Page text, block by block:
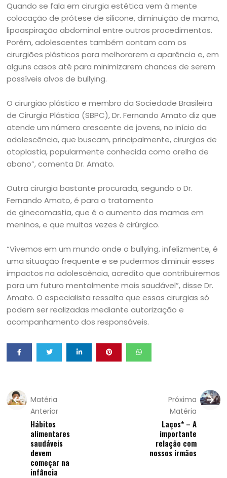
Quando se fala em cirurgia estética vem à mente
colocação de prótese de silicone, diminuição de mama,
lipoaspiração abdominal entre outros procedimentos.
Porém, adolescentes também contam com os
cirurgiões plásticos para melhorarem a aparência e, em
alguns casos até para minimizarem chances de serem
possíveis alvos de bullying.
O cirurgião plástico e membro da Sociedade Brasileira
de Cirurgia Plástica (SBPC), Dr. Fernando Amato diz que
atende um número crescente de jovens, no início da
adolescência, que buscam, principalmente, cirurgias de
otoplastia, popularmente conhecida como orelha de
abano”, comenta Dr. Amato.
Outra cirurgia bastante procurada, segundo o Dr.
Fernando Amato, é para o tratamento
de ginecomastia, que é o aumento das mamas em
meninos, e que muitas vezes é cirúrgico.
“Vivemos em um mundo onde o bullying, infelizmente, é
uma situação frequente e se pudermos diminuir esses
impactos na adolescência, acredito que contribuiremos
para um futuro mentalmente mais saudável”, disse Dr.
Amato. O especialista ressalta que essas cirurgias só
podem ser realizadas mediante autorização e
acompanhamento dos responsáveis.
Matéria
Anterior
Hábitos
alimentares
saudáveis
devem
começar na
infância
Próxima
Matéria
Laços* – A
importante
relação com
nossos irmãos